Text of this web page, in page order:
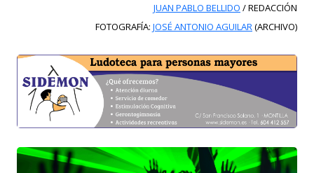
JUAN PABLO BELLIDO / REDACCIÓN
FOTOGRAFÍA: JOSÉ ANTONIO AGUILAR(ARCHIVO)